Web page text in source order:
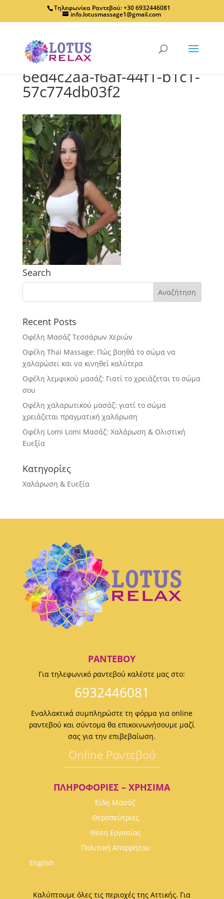
Τηλεφωνίκα Ραντεβού: +30 6932446081
info.lotusmassage1@gmail.com
6ed4c2aa-f6af-44f1-b1c1-
57c774db03f2
Search
Recent Posts
Οφέλη Μασάζ Τεσσάρων Χεριών
Οφέλη Thai Massage: Πώς βοηθά το σώμα να
χαλαρώσει και να κινηθεί καλύτερα
Οφέλη λεμφικού μασάζ: Γιατί το χρειάζεται το σώμα
σου
Οφέλη χαλαρωτικού μασάζ: γιατί το σώμα
χρειάζεται πραγματική χαλάρωση
Οφέλη Lomi Lomi Μασάζ: Χαλάρωση & Ολιστική
Ευεξία
Κατηγορίες
Χαλάρωση & Ευεξία
ΡΑΝΤΕΒΟΎ
Για τηλεφωνικό ραντεβού καλέστε μας στο:
6932446081
Εναλλακτικά συμπληρώστε τη φόρμα για online
ραντεβού και σύντομα θα επικοινωνήσουμε μαζί
σας για την επιβεβαίωση.
Οnline Ραντεβού
ΠΛΗΡΟΦΟΡΊΕΣ – ΧΡΉΣΙΜΑ
Είδη Μασάζ
Θεραπεύτριες
Θέση Εργασίας
Πολιτική Απορρήτου
English
Καλύπτουμε όλες τις περιοχές της Αττικής. Για